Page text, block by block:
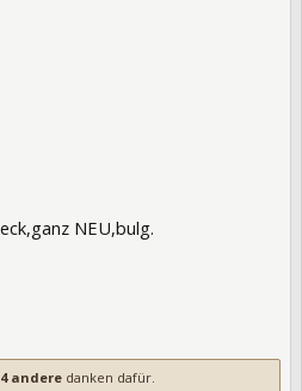
NEU,bulg.
andere danken dafür.